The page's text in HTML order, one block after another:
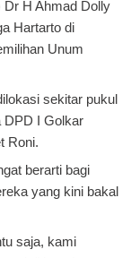
H Ahmad Dolly
Hartarto di
Unum
sekitar pukul
DPD I Golkar
Roni.
berarti bagi
yang kini bakal
saja, kami